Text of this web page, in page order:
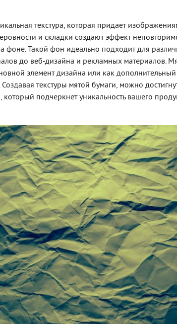
текстура, которая придает
и складки создают эффект
фоне. Такой фон идеально подходит для
до веб-дизайна и рекламных материалов.
элемент дизайна или как
Создавая текстуры мятой бумаги, можно
который подчеркнет уникальность вашего